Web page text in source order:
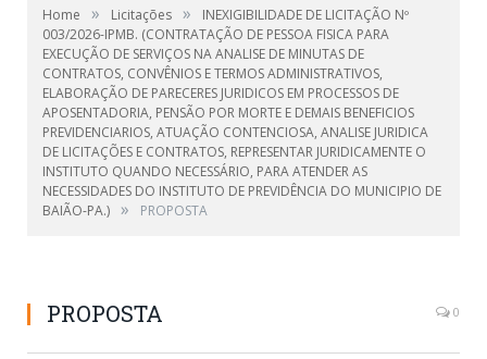
Home » Licitações »
INEXIGIBILIDADE DE LICITAÇÃO Nº
003/2026-IPMB. (CONTRATAÇÃO DE PESSOA FISICA PARA
EXECUÇÃO DE SERVIÇOS NA ANALISE DE MINUTAS DE
CONTRATOS, CONVÊNIOS E TERMOS ADMINISTRATIVOS,
ELABORAÇÃO DE PARECERES JURIDICOS EM PROCESSOS DE
APOSENTADORIA, PENSÃO POR MORTE E DEMAIS BENEFICIOS
PREVIDENCIARIOS, ATUAÇÃO CONTENCIOSA, ANALISE JURIDICA
DE LICITAÇÕES E CONTRATOS, REPRESENTAR JURIDICAMENTE O
INSTITUTO QUANDO NECESSÁRIO, PARA ATENDER AS
NECESSIDADES DO INSTITUTO DE PREVIDÊNCIA DO MUNICIPIO DE
BAIÃO-PA.) » PROPOSTA
PROPOSTA 0